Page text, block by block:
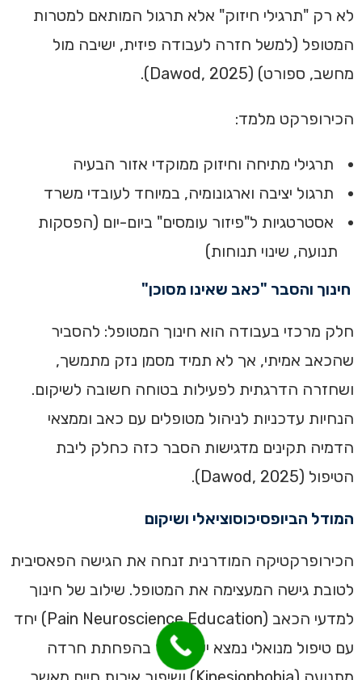
לא רק "תרגילי חיזוק" אלא תרגול המותאם למטרות
המטופל (למשל חזרה לעבודה פיזית, ישיבה מול
מחשב, ספורט) (Dawod, 2025).
הכירופרקט מלמד:
תרגילי מתיחה וחיזוק ממוקדי אזור הבעיה
תרגול יציבה וארגונומיה, במיוחד לעובדי משרד
אסטרטגיות ל"פיזור עומסים" ביום-יום (הפסקות
תנועה, שינוי תנוחות)
חינוך והסבר "כאב שאינו מסוכן"
חלק מרכזי בעבודה הוא חינוך המטופל: להסביר
שהכאב אמיתי, אך לא תמיד מסמן נזק מתמשך,
ושחזרה הדרגתית לפעילות בטוחה חשובה לשיקום.
הנחיות עדכניות לניהול מטופלים עם כאב וממצאי
הדמיה תקינים מדגישות הסבר כזה כחלק ליבת
הטיפול (Dawod, 2025).
המודל הביופסיכוסוציאלי ושיקום
הכירופרקטיקה המודרנית זנחה את הגישה הפאסיבית
לטובת גישה המעצימה את המטופל. שילוב של חינוך
למדעי הכאב (Pain Neuroscience Education) יחד
עם טיפול מנואלי נמצא יעיל יותר בהפחתת חרדה